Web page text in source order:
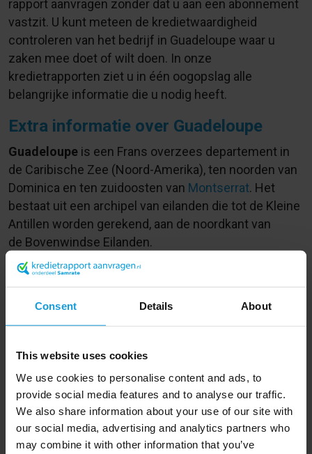
Consent Details About
This website uses cookies
We use cookies to personalise content and ads, to
provide social media features and to analyse our traffic.
We also share information about your use of our site with
our social media, advertising and analytics partners who
may combine it with other information that you’ve
rapport aanvragen zonder dat u aan een abonnement
vastzit. U kunt meteen de kredietwaardigheid
controleren van het bedrijf in Guadeloupe waar u
zaken mee doet of wilt doen. In onze
kredietrapporten ziet u in één oogopslag alle
belangrijke informatie die u nodig heeft.
Extra informatie over Guadeloupe
Guadeloupe is een Frans overzees departement in
de Caribische Zee (Noord-Amerika), ten noorden van
Dominica en ten zuidoosten van Montserrat. Het
bestaat uit een archipel van eilanden die tot de Kleine
Antillen worden gerekend, aan de noordkant van
de Bovenwindse Eilanden.
Met Guadeloupe wordt vaak het hoofdeiland bedoeld
dat eigenlijk uit twee door een smalle zeestraat
gescheiden eilanden bestaat: Basse-
Terre en Grande-Terre.
Het departement Guadeloupe bestaat uit meerdere
gebieden: Basse-Terre, Grande Terre, Marie-Galante,
La Désirade, Îles des Saintes (dat uit negen kleine
eilanden bestaat, waarvan er twee permanent
bewoond zijn) en Îles de la Petite Terre ( twee
onbewoonde eilanden).